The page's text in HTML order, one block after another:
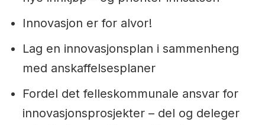
Innovasjon er for alvor!
Lag en innovasjonsplan i sammenheng
med anskaffelsesplaner
Fordel det felleskommunale ansvar for
innovasjonsprosjekter – del og deleger